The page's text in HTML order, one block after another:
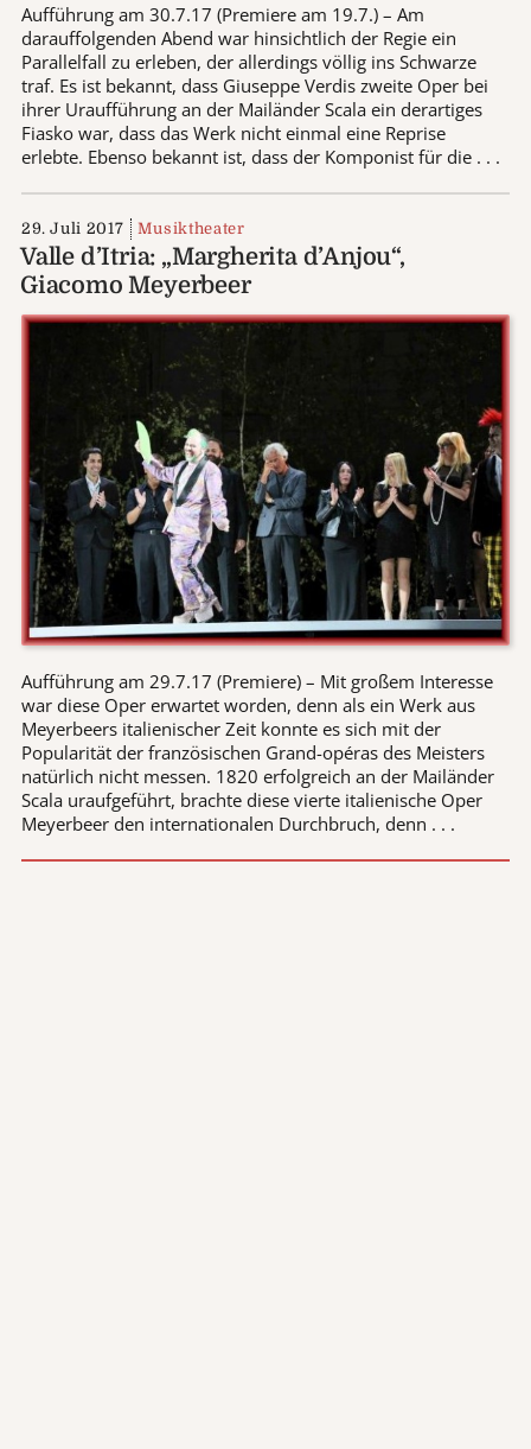
Aufführung am 30.7.17 (Premiere am 19.7.) – Am
darauffolgenden Abend war hinsichtlich der Regie ein
Parallelfall zu erleben, der allerdings völlig ins Schwarze
traf. Es ist bekannt, dass Giuseppe Verdis zweite Oper bei
ihrer Uraufführung an der Mailänder Scala ein derartiges
Fiasko war, dass das Werk nicht einmal eine Reprise
erlebte. Ebenso bekannt ist, dass der Komponist für die . . .
29. Juli 2017 Musiktheater
Valle d’Itria: „Margherita d’Anjou“,
Giacomo Meyerbeer
Aufführung am 29.7.17 (Premiere) – Mit großem Interesse
war diese Oper erwartet worden, denn als ein Werk aus
Meyerbeers italienischer Zeit konnte es sich mit der
Popularität der französischen Grand-opéras des Meisters
natürlich nicht messen. 1820 erfolgreich an der Mailänder
Scala uraufgeführt, brachte diese vierte italienische Oper
Meyerbeer den internationalen Durchbruch, denn . . .